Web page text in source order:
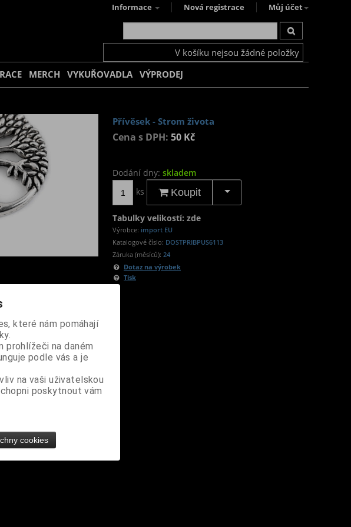
Informace Nová registrace Můj účet
V košíku nejsou žádné položky
MERCH VYKUŘOVADLA VÝPRODEJ
Přívěsek - Strom života
Cena s DPH: 50 Kč
Dodání dny: skladem
ks
Koupit
Tabulky velikostí: zde
Výrobce: import EU
Katalogové číslo: DOSTPRIBPUS6113
Záruka (měsíců): 24
Dotaz na výrobek
Tisk
které nám pomáhají
prohlížeči na daném
podle vás a je
na vaši uživatelskou
poskytnout vám
cookies